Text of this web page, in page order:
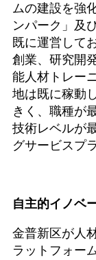
ムの建設を強
ンパーク」及
既に運営して
創業、研究開
能人材トレー
地は既に稼動
きく、職種が
技術レベルが
グサービスプ
自主的イノベ
金普新区が人
ラットフォー